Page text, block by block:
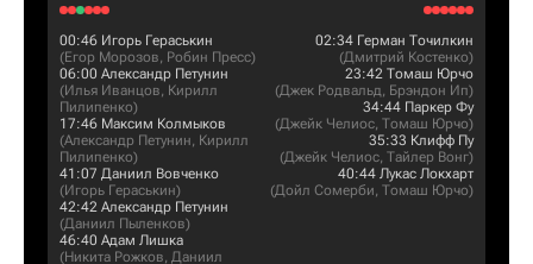
00:46 Игорь Гераськин
(Егор Морозов, Робин Пресс)
06:00 Александр Петунин
(Илья Иванцов, Кирилл
Пилипенко)
17:46 Максим Колмыков
(Александр Петунин, Кирилл
Пилипенко)
41:07 Даниил Вовченко
(Игорь Гераськин)
42:42 Александр Петунин
(Даниил Пыленков)
46:40 Адам Лишка
(Никита Рожков, Даниил
02:34 Герман Точилкин
(Дмитрий Костенко)
23:42 Томаш Юрчо
(Джек Родвальд, Брэндон Ип)
34:44 Паркер Фу
(Джейк Челиос, Томаш Юрчо)
35:33 Клифф Пу
(Джейк Челиос, Тайлер Вонг)
40:44 Лукас Локхарт
(Дойл Сомерби, Томаш Юрчо)